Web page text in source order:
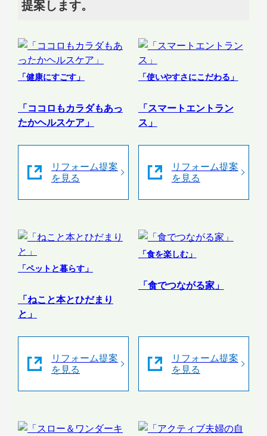
提案します。
「健康にすごす」
「ココロもカラダもあっ
たかヘルスケア」
リフォーム提案
を見る
「使いやすさにこだわる」
「スマートエントラン
ス」
リフォーム提案
を見る
「ペットと暮らす」
「ねこと本とひだまり
と」
リフォーム提案
を見る
「食を楽しむ」
「食でつながる家」
リフォーム提案
を見る